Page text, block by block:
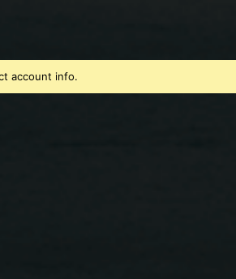
account info.